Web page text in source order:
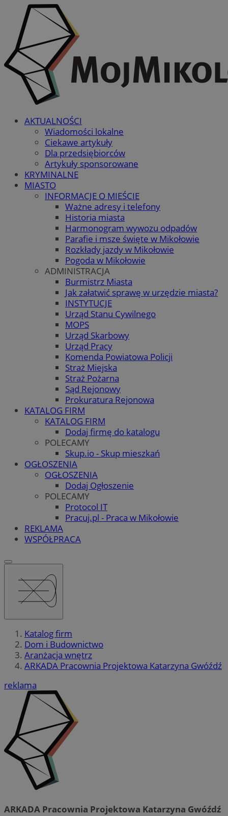
AKTUALNOŚCI
Wiadomości lokalne
Ciekawe artykuły
Dla przedsiębiorców
Artykuły sponsorowane
KRYMINALNE
MIASTO
INFORMACJE O MIEŚCIE
Ważne adresy i telefony
Historia miasta
Harmonogram wywozu odpadów
Parafie i msze święte w Mikołowie
Rozkłady jazdy w Mikołowie
Pogoda w Mikołowie
ADMINISTRACJA
Burmistrz Miasta
Jak załatwić sprawę w urzędzie miasta?
INSTYTUCJE
Urząd Stanu Cywilnego
MOPS
Urząd Skarbowy
Urząd Pracy
Komenda Powiatowa Policji
Straż Miejska
Straż Pożarna
Sąd Rejonowy
Prokuratura Rejonowa
KATALOG FIRM
KATALOG FIRM
Dodaj firmę do katalogu
POLECAMY
Skup.io - Skup mieszkań
OGŁOSZENIA
OGŁOSZENIA
Dodaj Ogłoszenie
POLECAMY
Protocol IT
Pracuj.pl - Praca w Mikołowie
REKLAMA
WSPÓŁPRACA
Katalog firm
Dom i Budownictwo
Aranżacja wnętrz
ARKADA Pracownia Projektowa Katarzyna Gwóźdź
reklama
ARKADA Pracownia Projektowa Katarzyna Gwóźdź